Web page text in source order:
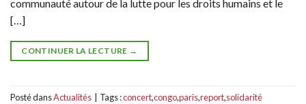
communauté autour de la lutte pour les droits humains et le
[…]
CONTINUER LA LECTURE →
Posté dansActualités Tags :concert,congo,paris,report,solidarité